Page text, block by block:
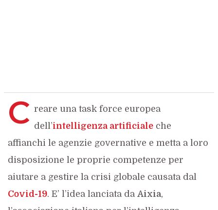
C reare una task force europea
dell’intelligenza artificialeche
affianchi le agenzie governative e metta a loro
disposizione le proprie competenze per
aiutare a gestire la crisi globale causata dal
Covid-19. E’ l’idea lanciata da Aixia,